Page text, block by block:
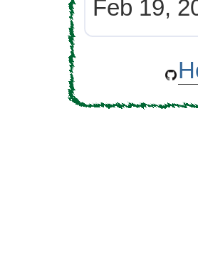
Feb 19,